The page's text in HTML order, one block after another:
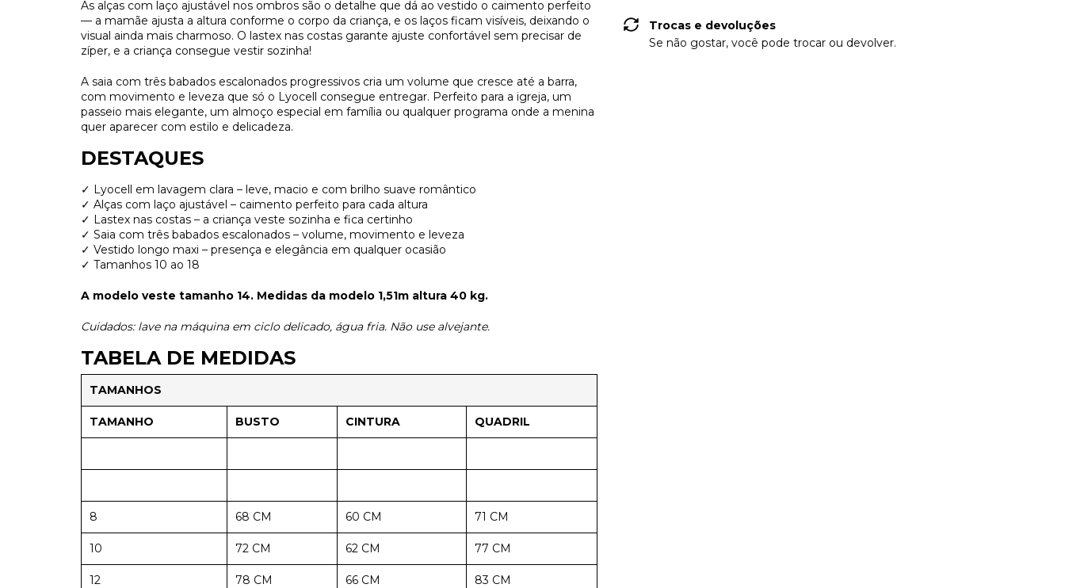
As alças com laço ajustável nos ombros são o detalhe que dá ao vestido o caimento perfeito
— a mamãe ajusta a altura conforme o corpo da criança, e os laços ficam visíveis, deixando o
visual ainda mais charmoso. O lastex nas costas garante ajuste confortável sem precisar de
zíper, e a criança consegue vestir sozinha!
A saia com três babados escalonados progressivos cria um volume que cresce até a barra,
com movimento e leveza que só o Lyocell consegue entregar. Perfeito para a igreja, um
passeio mais elegante, um almoço especial em família ou qualquer programa onde a menina
quer aparecer com estilo e delicadeza.
DESTAQUES
✓ Lyocell em lavagem clara – leve, macio e com brilho suave romântico
✓ Alças com laço ajustável – caimento perfeito para cada altura
✓ Lastex nas costas – a criança veste sozinha e fica certinho
✓ Saia com três babados escalonados – volume, movimento e leveza
✓ Vestido longo maxi – presença e elegância em qualquer ocasião
✓ Tamanhos 10 ao 18
A modelo veste tamanho 14. Medidas da modelo 1,51m altura 40 kg.
Cuidados: lave na máquina em ciclo delicado, água fria. Não use alvejante.
TABELA DE MEDIDAS
TAMANHOS
TAMANHO BUSTO CINTURA QUADRIL
8 68 CM 60 CM 71 CM
10 72 CM 62 CM 77 CM
12 78 CM 66 CM 83 CM
Trocas e devoluções
Se não gostar, você pode trocar ou devolver.